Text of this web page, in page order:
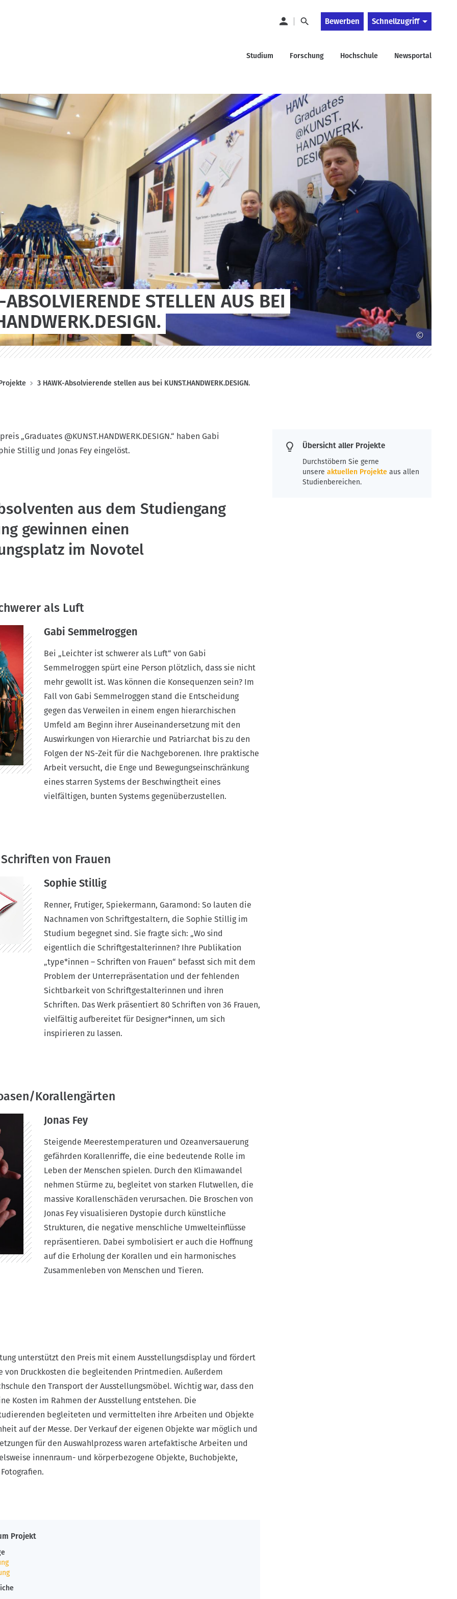
Bewerben Schnellzugriff
Studium Forschung Hochschule Newsportal
©
STELLEN AUS BEI
3 HAWK-Absolvierende stellen aus bei KUNST.HANDWERK.DESIGN.
„Graduates @KUNST.HANDWERK.DESIGN.“ haben Gabi
Stillig und Jonas Fey eingelöst.
aus dem Studiengang
gewinnen einen
im Novotel
als Luft
Gabi Semmelroggen
Bei „Leichter ist schwerer als Luft“ von Gabi
Semmelroggen spürt eine Person plötzlich, dass sie nicht
mehr gewollt ist. Was können die Konsequenzen sein? Im
Fall von Gabi Semmelroggen stand die Entscheidung
gegen das Verweilen in einem engen hierarchischen
Umfeld am Beginn ihrer Auseinandersetzung mit den
Auswirkungen von Hierarchie und Patriarchat bis zu den
Folgen der NS-Zeit für die Nachgeborenen. Ihre praktische
Arbeit versucht, die Enge und Bewegungseinschränkung
eines starren Systems der Beschwingtheit eines
vielfältigen, bunten Systems gegenüberzustellen.
von Frauen
Sophie Stillig
Renner, Frutiger, Spiekermann, Garamond: So lauten die
Nachnamen von Schriftgestaltern, die Sophie Stillig im
Studium begegnet sind. Sie fragte sich: „Wo sind
eigentlich die Schriftgestalterinnen? Ihre Publikation
„type*innen – Schriften von Frauen“ befasst sich mit dem
Problem der Unterrepräsentation und der fehlenden
Sichtbarkeit von Schriftgestalterinnen und ihren
Schriften. Das Werk präsentiert 80 Schriften von 36 Frauen,
vielfältig aufbereitet für Designer*innen, um sich
inspirieren zu lassen.
Korallengärten
Jonas Fey
Steigende Meerestemperaturen und Ozeanversauerung
gefährden Korallenriffe, die eine bedeutende Rolle im
Leben der Menschen spielen. Durch den Klimawandel
nehmen Stürme zu, begleitet von starken Flutwellen, die
massive Korallenschäden verursachen. Die Broschen von
Jonas Fey visualisieren Dystopie durch künstliche
Strukturen, die negative menschliche Umwelteinflüsse
repräsentieren. Dabei symbolisiert er auch die Hoffnung
auf die Erholung der Korallen und ein harmonisches
Zusammenleben von Menschen und Tieren.
unterstützt den Preis mit einem Ausstellungsdisplay und fördert
von Druckkosten die begleitenden Printmedien. Außerdem
den Transport der Ausstellungsmöbel. Wichtig war, dass den
Kosten im Rahmen der Ausstellung entstehen. Die
begleiteten und vermittelten ihre Arbeiten und Objekte
auf der Messe. Der Verkauf der eigenen Objekte war möglich und
für den Auswahlprozess waren artefaktische Arbeiten und
innenraum- und körperbezogene Objekte, Buchobjekte,
Projekt
Übersicht aller Projekte
Durchstöbern Sie gerne
unsere aktuellen Projekte aus allen
Studienbereichen.